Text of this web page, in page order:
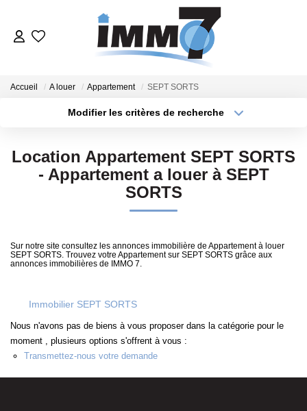
LOUER
GERER
VENDRE
Notre Équipe
CONTACT
Accueil A louer Appartement SEPT SORTS
Modifier les critères de recherche
Sélectionnez...
Type de bien
Surface min
Location Appartement SEPT SORTS
- Appartement a louer à SEPT
SORTS
Sur notre site consultez les annonces immobilière de Appartement à louer
SEPT SORTS. Trouvez votre Appartement sur SEPT SORTS grâce aux
annonces immobilières de IMMO 7.
Immobilier SEPT SORTS
Nous n'avons pas de biens à vous proposer dans la catégorie pour le
moment , plusieurs options s'offrent à vous :
Transmettez-nous votre demande